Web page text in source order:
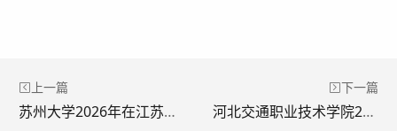
上一篇
苏州大学2026年在江苏招生计划(附2025年录取分数线)
下一篇
河北交通职业技术学院2025年在河北省录取分数线